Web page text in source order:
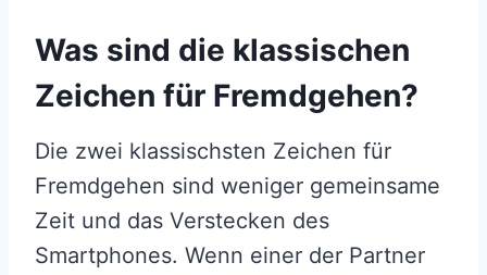
Was sind die klassischen
Zeichen für Fremdgehen?
Die zwei klassischsten Zeichen für
Fremdgehen sind weniger gemeinsame
Zeit und das Verstecken des
Smartphones. Wenn einer der Partner